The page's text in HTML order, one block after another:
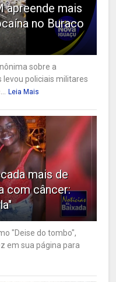
apreende mais
no Buraco
sobre a
policiais militares
Leia Mais
mais de
com câncer:
"Deise do tombo",
em sua página para